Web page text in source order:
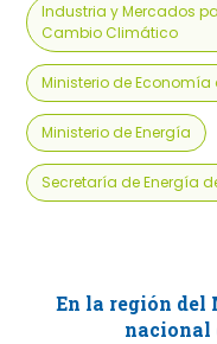
Industria y Mercados
Cambio Climático
Ministerio de Economía
Ministerio de Energía
Secretaría de Energía
En la región
nacional